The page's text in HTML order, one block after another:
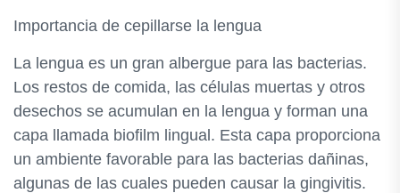
Importancia de cepillarse la lengua
La lengua es un gran albergue para las bacterias.
Los restos de comida, las células muertas y otros
desechos se acumulan en la lengua y forman una
capa llamada biofilm lingual. Esta capa proporciona
un ambiente favorable para las bacterias dañinas,
algunas de las cuales pueden causar la gingivitis.